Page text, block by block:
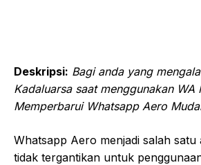
Deskripsi: Bagi anda yang
Kadaluarsa saat menggunakan WA
Memperbarui Whatsapp Aero
Whatsapp Aero menjadi salah
tidak tergantikan untuk